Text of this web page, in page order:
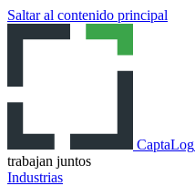
Saltar al contenido principal
CaptaLog
trabajan juntos
Industrias